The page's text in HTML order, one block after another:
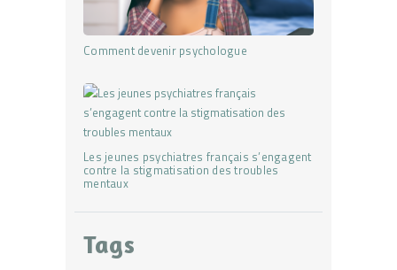
Comment devenir psychologue
Les jeunes psychiatres français s’engagent
contre la stigmatisation des troubles
mentaux
Tags